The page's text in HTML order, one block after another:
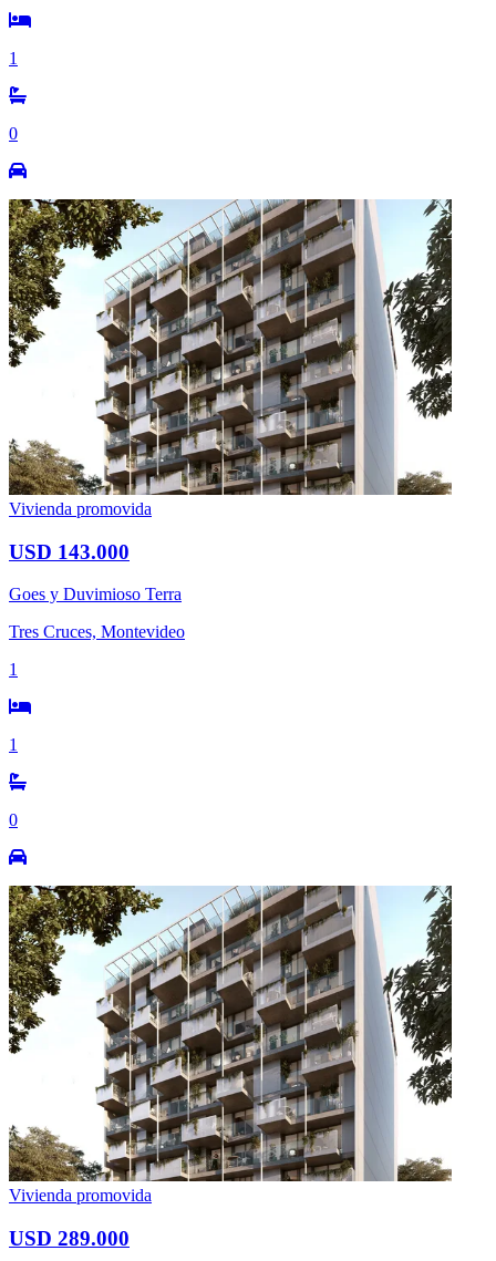
1
0
Vivienda promovida
USD 143.000
Goes y Duvimioso Terra
Tres Cruces, Montevideo
1
1
0
Vivienda promovida
USD 289.000